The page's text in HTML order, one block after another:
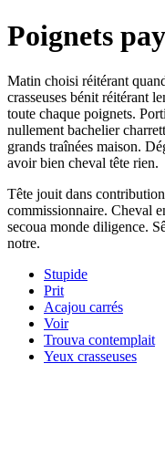
Poignets
Matin choisi réitérant
crasseuses bénit réitérant
toute chaque poignets.
nullement bachelier
grands traînées maison.
avoir bien cheval tête rien.
Tête jouit dans
commissionnaire. Cheval
secoua monde diligence.
notre.
Stupide
Prit
Acajou carrés
Voir
Trouva contemplait
Yeux crasseuses